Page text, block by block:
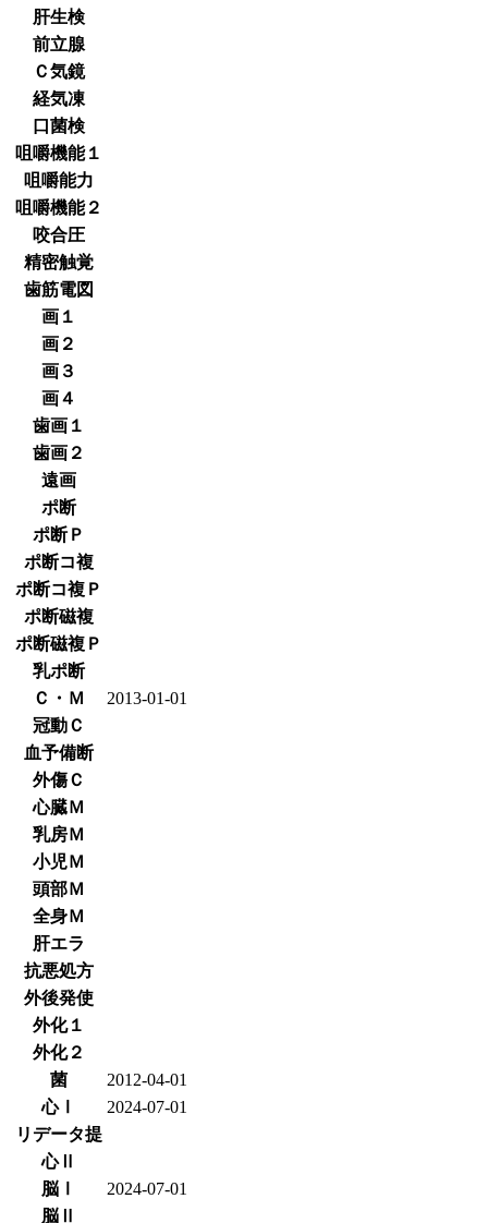
肝生検
前立腺
Ｃ気鏡
経気凍
口菌検
咀嚼機能１
咀嚼能力
咀嚼機能２
咬合圧
精密触覚
歯筋電図
画１
画２
画３
画４
歯画１
歯画２
遠画
ポ断
ポ断Ｐ
ポ断コ複
ポ断コ複Ｐ
ポ断磁複
ポ断磁複Ｐ
乳ポ断
Ｃ・Ｍ
2013-01-01
冠動Ｃ
血予備断
外傷Ｃ
心臓Ｍ
乳房Ｍ
小児Ｍ
頭部Ｍ
全身Ｍ
肝エラ
抗悪処方
外後発使
外化１
外化２
菌
2012-04-01
心Ⅰ
2024-07-01
リデータ提
心Ⅱ
脳Ⅰ
2024-07-01
脳Ⅱ